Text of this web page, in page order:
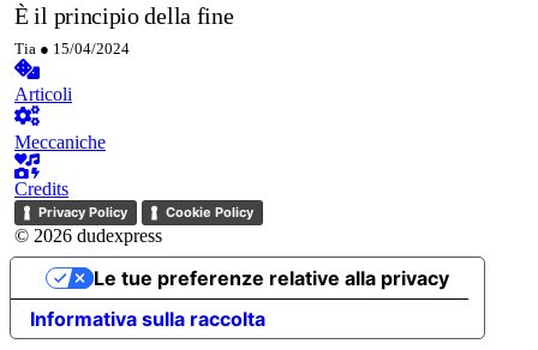
È il principio della fine
Tia ● 15/04/2024
Articoli
Meccaniche
Credits
Privacy Policy Cookie Policy
© 2026 dudexpress
Informativa sulla raccolta
Le tue preferenze relative alla privacy